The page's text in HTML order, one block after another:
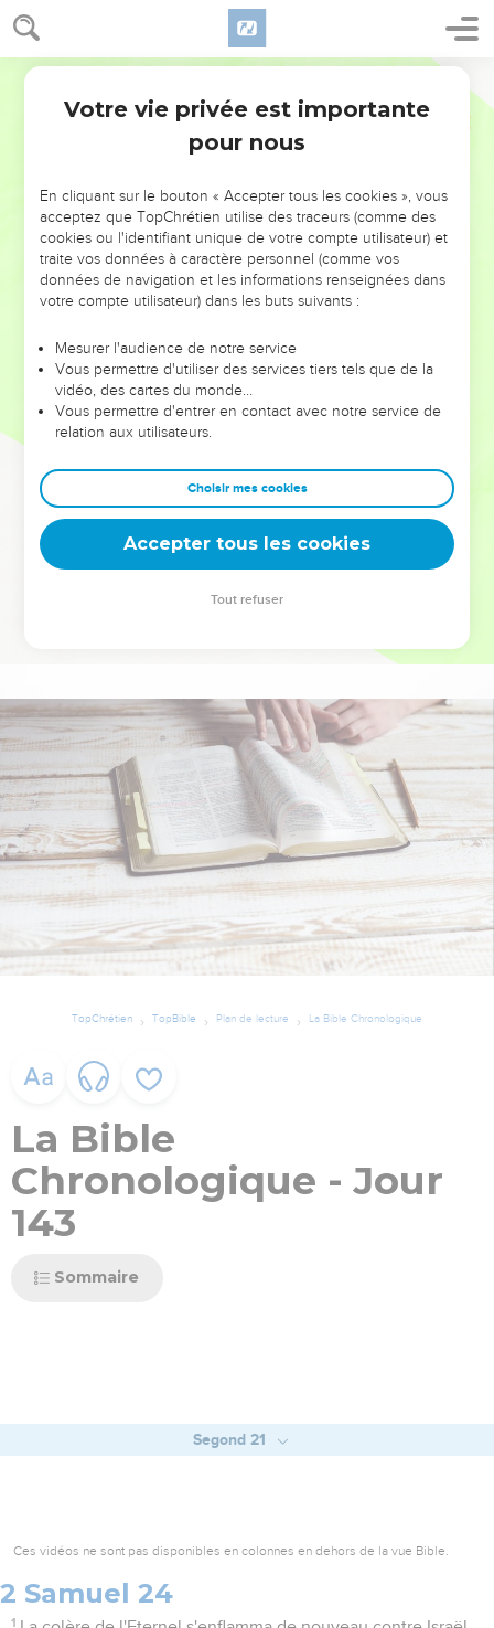
NE MANQUEZ PAS L’ÉVÉNEMENT
DE L’ANNÉE !
ET SI LEURS ERREURS POUVAIENT VOUS ÉVITER LES
VOTRES ?
leur foi ou leur vision. Mais on voit moins les doutes, les erreurs
et les saisons difficiles qu'ils ont traversés, alors même que ce
sont elles qui les ont façonnés.
Dans cette conférence, leaders, entrepreneurs, et responsables
clés pour avancer avec plus de sagesse afin que leurs erreurs
deviennent vos tremplins. Que vous guidiez un ministère, une
équipe, un groupe ou une famille, leur expérience est faite
TopChrétien TopBible Plan de lecture La Bible Chronologique
La Bible
Chronologique - Jour
143
Sommaire
Segond 21
Ces vidéos ne sont pas disponibles en colonnes en dehors de la vue Bible.
2 Samuel 24
1
Votre vie privée est importante
pour nous
En cliquant sur le bouton « Accepter tous les cookies », vous
acceptez que TopChrétien utilise des traceurs (comme des
cookies ou l'identifiant unique de votre compte utilisateur) et
traite vos données à caractère personnel (comme vos
données de navigation et les informations renseignées dans
votre compte utilisateur) dans les buts suivants :
Mesurer l'audience de notre service
Vous permettre d'utiliser des services tiers tels que de la
vidéo, des cartes du monde…
Vous permettre d'entrer en contact avec notre service de
relation aux utilisateurs.
Choisir mes cookies
Accepter tous les cookies
Tout refuser